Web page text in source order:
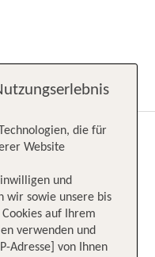
die für
Website
und
wir sowie unsere bis
auf Ihrem
verwenden und
Adresse] von Ihnen